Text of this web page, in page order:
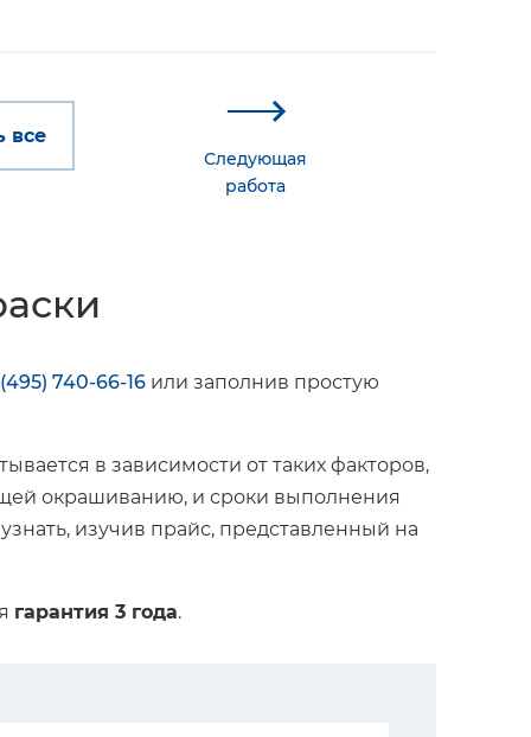
все
Следующая
работа
740-66-16 или заполнив простую
в зависимости от таких факторов,
окрашиванию, и сроки выполнения
изучив прайс, представленный на
гарантия 3 года.